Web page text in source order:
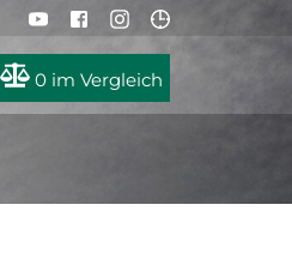
0 im Vergleich